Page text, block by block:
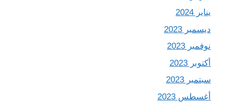
يناير 2024
ديسمبر 2023
نوفمبر 2023
أكتوبر 2023
سبتمبر 2023
أغسطس 2023